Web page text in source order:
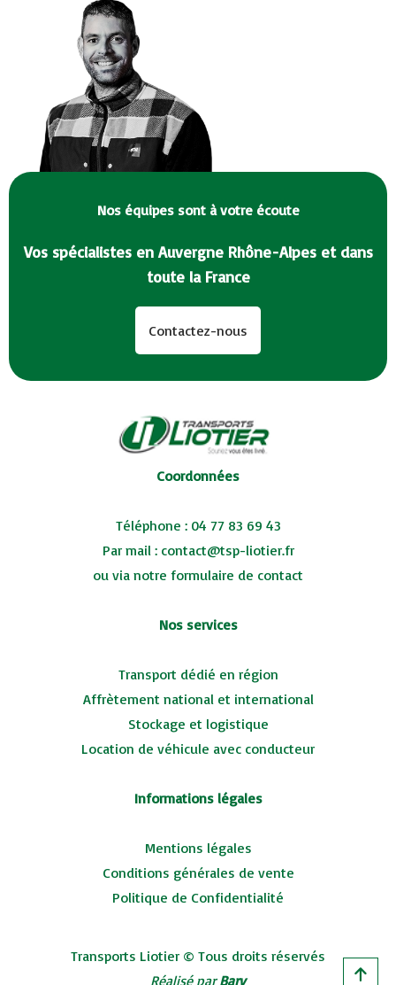
Nos équipes sont à votre écoute
Vos spécialistes en Auvergne Rhône-Alpes et dans
toute la France
Contactez-nous
Coordonnées
Téléphone : 04 77 83 69 43
Par mail : contact@tsp-liotier.fr
ou via notre formulaire de contact
Nos services
Transport dédié en région
Affrètement national et international
Stockage et logistique
Location de véhicule avec conducteur
Informations légales
Mentions légales
Conditions générales de vente
Politique de Confidentialité
Transports Liotier © Tous droits réservés
Réalisé parBary